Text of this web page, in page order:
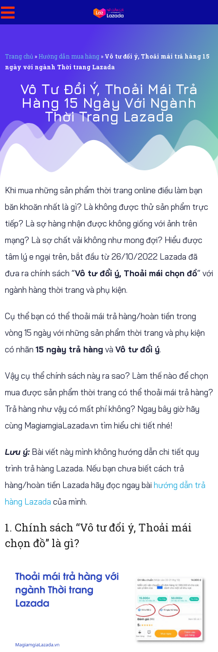
Trang chủ » Hướng dẫn mua hàng » Vô tư đổi ý, Thoải mái trả hàng 15
ngày với ngành Thời trang Lazada
Vô Tư Đổi Ý, Thoải Mái Trả
Hàng 15 Ngày Với Ngành
Thời Trang Lazada
Khi mua những sản phẩm thời trang online điều làm bạn
băn khoăn nhất là gì? Là không được thử sản phẩm trực
tiếp? Là sợ hàng nhận được không giống với ảnh trên
mạng? Là sợ chất vải không như mong đợi? Hiểu được
tâm lý e ngại trên, bắt đầu từ 26/10/2022 Lazada đã
đưa ra chính sách “Vô tư đổi ý, Thoải mái chọn đồ” với
ngành hàng thời trang và phụ kiện.
Cụ thể bạn có thể thoải mái trả hàng/hoàn tiền trong
vòng 15 ngày với những sản phẩm thời trang và phụ kiện
có nhãn 15 ngày trả hàng và Vô tư đổi ý.
Vậy cụ thể chính sách này ra sao? Làm thế nào để chọn
mua được sản phẩm thời trang có thể thoải mái trả hàng?
Trả hàng như vậy có mất phí không? Ngay bây giờ hãy
cùng MagiamgiaLazada.vn tìm hiểu chi tiết nhé!
Lưu ý: Bài viết này mình không hướng dẫn chi tiết quy
trình trả hàng Lazada. Nếu bạn chưa biết cách trả
hàng/hoàn tiền Lazada hãy đọc ngay bài hướng dẫn trả
hàng Lazada của mình.
1. Chính sách “Vô tư đổi ý, Thoải mái
chọn đồ” là gì?